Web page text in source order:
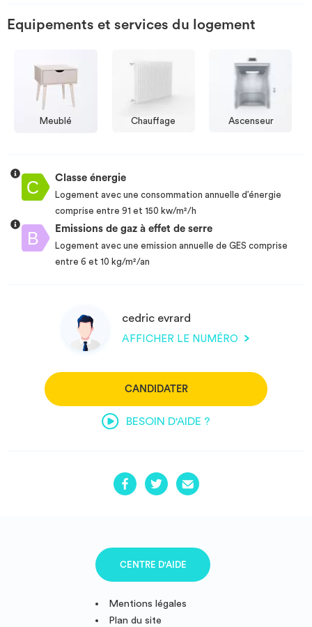
Equipements et services du logement
Meublé Chauffage Ascenseur
Classe énergie
Logement avec une consommation annuelle d’énergie
comprise entre 91 et 150 kw/m²/h
Emissions de gaz à effet de serre
Logement avec une emission annuelle de GES comprise
entre 6 et 10 kg/m²/an
cedric evrard
AFFICHER LE NUMÉRO
CANDIDATER
BESOIN D'AIDE ?
Mentions légales
Plan du site
CENTRE D'AIDE